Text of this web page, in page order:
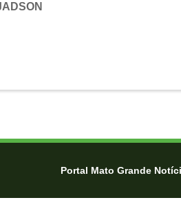
Portal Mato Grande